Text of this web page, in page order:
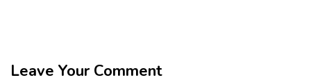
Leave Your Comment